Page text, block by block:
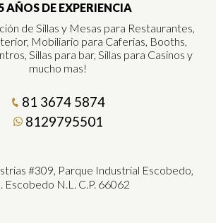
AÑOS DE EXPERIENCIA
de Sillas y Mesas para Restaurantes,
Mobiliario para Caferias, Booths,
Sillas para bar, Sillas para Casinos y
mucho mas!
81 3674 5874
8129795501
#309, Parque Industrial Escobedo,
Escobedo N.L. C.P. 66062